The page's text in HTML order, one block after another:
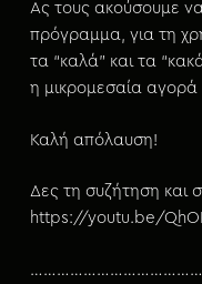
Ας τους ακούσουμε
πρόγραμμα, για τη
τα “καλά” και τα
η μικρομεσαία
Καλή απόλαυση!
Δες τη συζήτηση και
https://youtu.be/